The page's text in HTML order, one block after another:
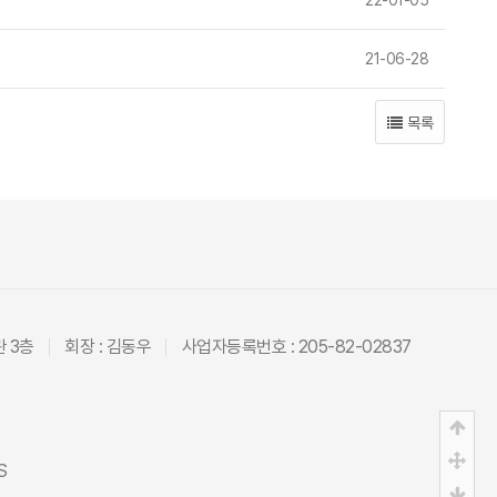
21-06-28
목록
3층 회장 : 김동우 사업자등록번호 : 205-82-02837
상
중